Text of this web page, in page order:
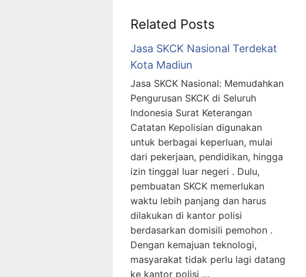
Related Posts
Jasa SKCK Nasional Terdekat
Kota Madiun
Jasa SKCK Nasional: Memudahkan
Pengurusan SKCK di Seluruh
Indonesia Surat Keterangan
Catatan Kepolisian digunakan
untuk berbagai keperluan, mulai
dari pekerjaan, pendidikan, hingga
izin tinggal luar negeri . Dulu,
pembuatan SKCK memerlukan
waktu lebih panjang dan harus
dilakukan di kantor polisi
berdasarkan domisili pemohon .
Dengan kemajuan teknologi,
masyarakat tidak perlu lagi datang
ke kantor polisi …